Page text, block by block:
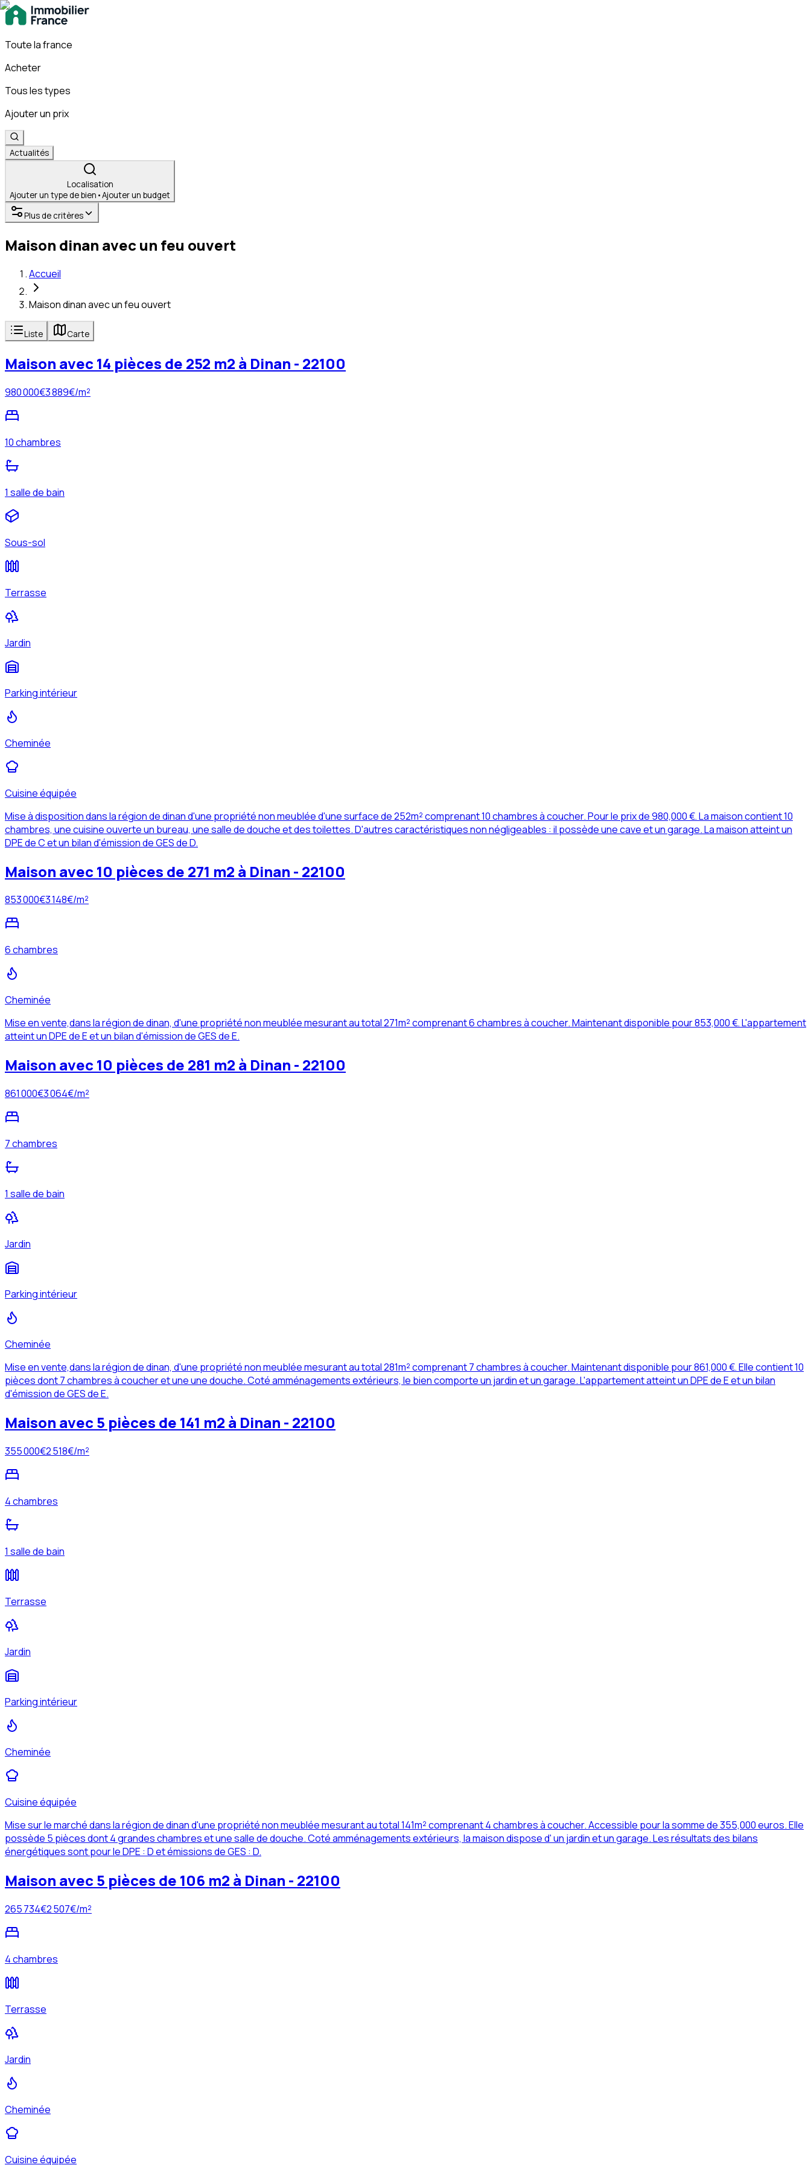
Toute la france
Acheter
Tous les types
Ajouter un prix
Actualités
Localisation
Ajouter un type de bien •Ajouter un budget
Plus de critères
Maison dinan avec un feu ouvert
Accueil
Maison dinan avec un feu ouvert
Liste Carte
Maison avec 14 pièces de 252 m2 à Dinan - 22100
980 000€3 889€/m²
10 chambres
1 salle de bain
Sous-sol
Terrasse
Jardin
Parking intérieur
Cheminée
Cuisine équipée
Mise à disposition dans la région de dinan d'une propriété non meublée d'une surface de 252m² comprenant 10 chambres à coucher. Pour le prix de 980,000 €. La maison contient 10
chambres, une cuisine ouverte un bureau, une salle de douche et des toilettes. D'autres caractéristiques non négligeables : il possède une cave et un garage. La maison atteint un
DPE de C et un bilan d'émission de GES de D.
Maison avec 10 pièces de 271 m2 à Dinan - 22100
853 000€3 148€/m²
6 chambres
Cheminée
Mise en vente,dans la région de dinan, d'une propriété non meublée mesurant au total 271m² comprenant 6 chambres à coucher. Maintenant disponible pour 853,000 €. L'appartement
atteint un DPE de E et un bilan d'émission de GES de E.
Maison avec 10 pièces de 281 m2 à Dinan - 22100
861 000€3 064€/m²
7 chambres
1 salle de bain
Jardin
Parking intérieur
Cheminée
Mise en vente,dans la région de dinan, d'une propriété non meublée mesurant au total 281m² comprenant 7 chambres à coucher. Maintenant disponible pour 861,000 €. Elle contient 10
pièces dont 7 chambres à coucher et une une douche. Coté amménagements extérieurs, le bien comporte un jardin et un garage. L'appartement atteint un DPE de E et un bilan
d'émission de GES de E.
Maison avec 5 pièces de 141 m2 à Dinan - 22100
355 000€2 518€/m²
4 chambres
1 salle de bain
Terrasse
Jardin
Parking intérieur
Cheminée
Cuisine équipée
Mise sur le marché dans la région de dinan d'une propriété non meublée mesurant au total 141m² comprenant 4 chambres à coucher. Accessible pour la somme de 355,000 euros. Elle
possède 5 pièces dont 4 grandes chambres et une salle de douche. Coté amménagements extérieurs, la maison dispose d' un jardin et un garage. Les résultats des bilans
énergétiques sont pour le DPE : D et émissions de GES : D.
Maison avec 5 pièces de 106 m2 à Dinan - 22100
265 734€2 507€/m²
4 chambres
Terrasse
Jardin
Cheminée
Cuisine équipée